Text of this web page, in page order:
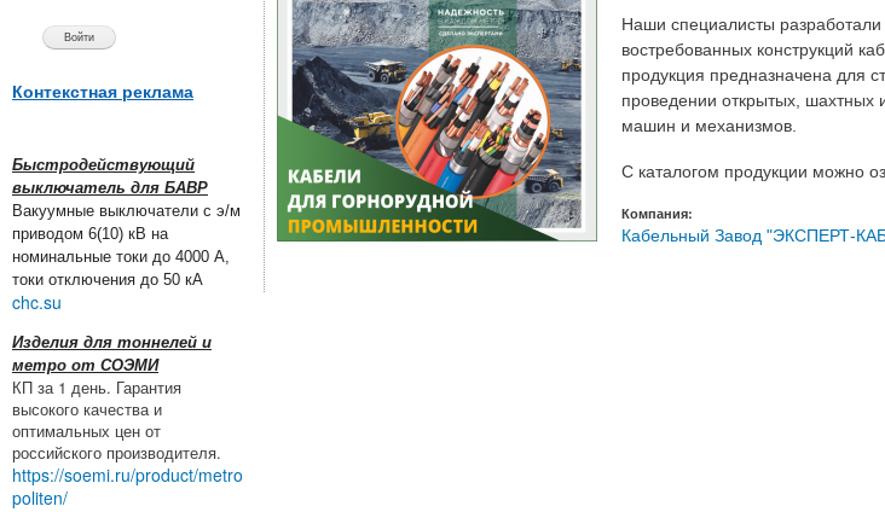
Контекстная реклама
Быстродействующий
выключатель для БАВР
Вакуумные выключатели с э/м
приводом 6(10) кВ на
номинальные токи до 4000 А,
токи отключения до 50 кА
chc.su
Изделия для тоннелей и
метро от СОЭМИ
КП за 1 день. Гарантия
высокого качества и
оптимальных цен от
российского производителя.
https://soemi.ru/product/metro
politen/
Наши специалисты
востребованных конструкций
продукция предназначена для
проведении открытых, шахтных
машин и механизмов.
С каталогом продукции можно
Компания:
Кабельный Завод "ЭКСПЕРТ-